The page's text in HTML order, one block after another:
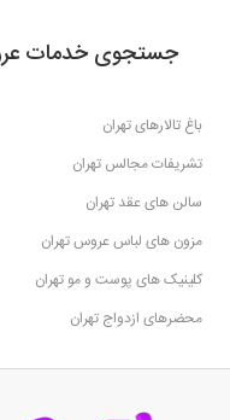
جستجوی خدمات
باغ تالارهای تهران
تشریفات مجالس تهران
سالن های عقد تهران
مزون های لباس عروس تهران
کلینیک های پوست و مو تهران
محضرهای ازدواج تهران